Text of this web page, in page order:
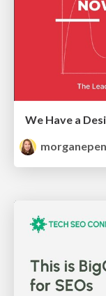
We Have a